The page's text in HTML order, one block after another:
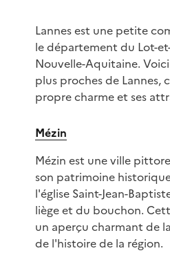
Lannes est une petite
le département du Lot-
Nouvelle-Aquitaine.
plus proches de Lannes,
propre charme et ses
Mézin
Mézin est une ville
son patrimoine
l'église Saint-Jean-
liège et du bouchon.
un aperçu charmant de
de l'histoire de la région.